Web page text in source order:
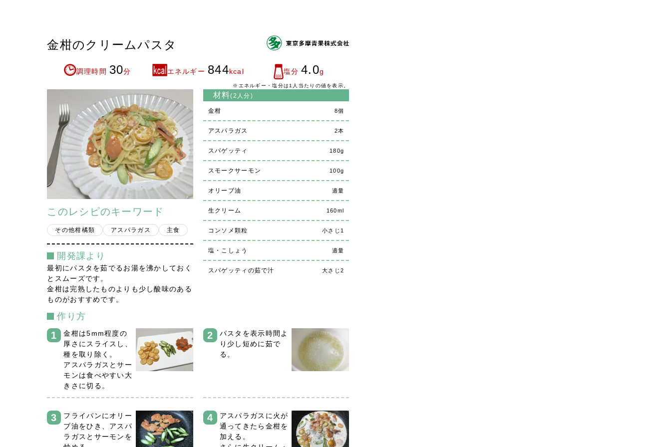
金柑のクリームパスタ
調理時間 30分 エネルギー 844kcal 塩分 4.0g
※エネルギー・塩分は1人当たりの値を表示。
このレシピのキーワード
その他柑橘類 アスパラガス 主食
開発課より
最初にパスタを茹でるお湯を沸かしておく
とスムーズです。
金柑は完熟したものよりも少し酸味のある
ものがおすすめです。
材料(2人分)
金柑 8個
アスパラガス 2本
スパゲッティ 180g
スモークサーモン 100g
オリーブ油 適量
生クリーム 160ml
コンソメ顆粒 小さじ1
塩・こしょう 適量
スパゲッティの茹で汁 大さじ2
作り方
金柑は5mm程度の
厚さにスライスし、
種を取り除く。
アスパラガスとサー
モンは食べやすい大
きさに切る。
パスタを表示時間よ
り少し短めに茹で
る。
フライパンにオリー
ブ油をひき、アスパ
ラガスとサーモンを
アスパラガスに火が
通ってきたら金柑を
加える。